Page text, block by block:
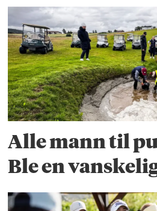
Alle mann til
Ble en